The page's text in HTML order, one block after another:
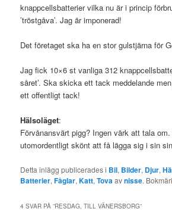
knappcellsbatterier vilka nu är i princip
’tröstgåva’. Jag är imponerad!
Det företaget ska ha en stor gulstjärna för
Jag fick 10×6 st vanliga 312
såret’. Ska skicka ett tack meddelande
ett offentligt tack!
Hälsoläget:
Förvånansvärt pigg? Ingen värk att tala
utomordentligt skönt att få lägga sig i sin
Detta inlägg publicerades i Bil, Bilder, Djur,
Batterier,Fåglar,Katt,Tova avnisse.
4 SVAR PÅ ”RESDAG, TILL VÄNERSBORG”